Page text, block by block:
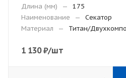
Длина (мм)
—
175
Наименование
—
Секатор
Материал
— Титан/
1 130₽/шт